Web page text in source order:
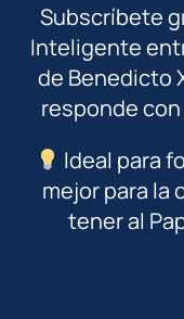
Subscríbete
Inteligente
de Benedicto
responde
Ideal para
mejor para la
tener al